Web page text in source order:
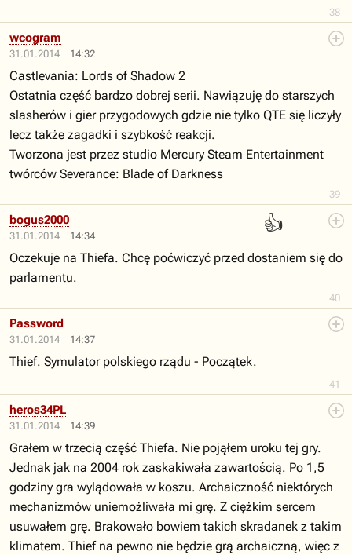
38
31.01.2014 14:32
39
wcogram
Castlevania: Lords of Shadow 2
Ostatnia część bardzo dobrej serii. Nawiązuję do starszych
slasherów i gier przygodowych gdzie nie tylko QTE się liczyły
lecz także zagadki i szybkość reakcji.
Tworzona jest przez studio Mercury Steam Entertainment
twórców Severance: Blade of Darkness
31.01.2014 14:34
👍
40
bogus2000
Oczekuje na Thiefa. Chcę poćwiczyć przed dostaniem się do
parlamentu.
31.01.2014 14:37
41
Password
Thief. Symulator polskiego rządu - Początek.
31.01.2014 14:39
heros34PL
Grałem w trzecią część Thiefa. Nie pojąłem uroku tej gry.
Jednak jak na 2004 rok zaskakiwała zawartością. Po 1,5
godziny gra wylądowała w koszu. Archaiczność niektórych
mechanizmów uniemożliwała mi grę. Z ciężkim sercem
usuwałem grę. Brakowało bowiem takich skradanek z takim
klimatem. Thief na pewno nie będzie grą archaiczną, więc z